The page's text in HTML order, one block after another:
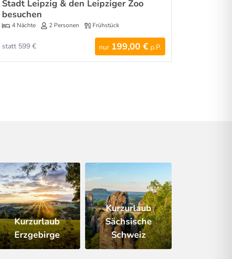
Stadt Leipzig & den Leipziger Zoo
besuchen
4 Nächte 2 Personen Frühstück
nur 199,00 € p.P.
statt 599 €
Kurzurlaub
Erzgebirge
Kurzurlaub
Sächsische
Schweiz